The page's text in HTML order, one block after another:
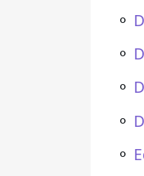
⚬
⚬
⚬
⚬
⚬